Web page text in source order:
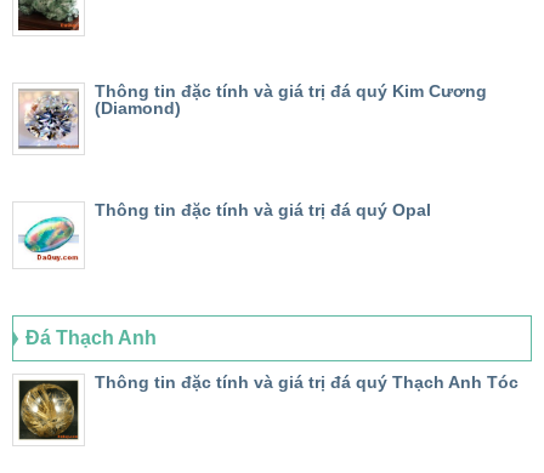
Thông tin đặc tính và giá trị đá quý Kim Cương
(Diamond)
Thông tin đặc tính và giá trị đá quý Opal
Đá Thạch Anh
Thông tin đặc tính và giá trị đá quý Thạch Anh Tóc